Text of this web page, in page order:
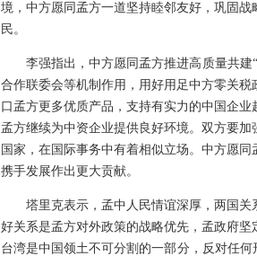
境，中方愿同孟方一道坚持睦邻友好，巩固
民。
李强指出，中方愿同孟方推进高质量共
合作联委会等机制作用，用好用足中方零关
口孟方更多优质产品，支持有实力的中国企
孟方继续为中资企业提供良好环境。双方要
国家，在国际事务中有着相似立场。中方愿
携手发展作出更大贡献。
塔里克表示，孟中人民情谊深厚，两国
好关系是孟方对外政策的战略优先，孟政府
台湾是中国领土不可分割的一部分，反对任